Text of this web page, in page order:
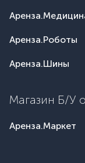
Аренза.Роботы
Аренза.Шины
Магазин Б/У
Аренза.Маркет